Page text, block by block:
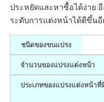
ประหยัดและหาซื้อได้ง่าย
ระดับการแต่งหน้าได้ดีขึ้น
ชนิดของขนแปรง
จำนวนของแปรงแต่งหน้า
ประเภทของแปรงแต่งหน้าที่